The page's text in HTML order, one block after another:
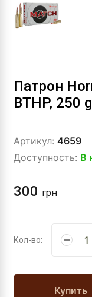
Патрон
BTHP, 250
Артикул: 4659
Доступность: В
300 грн
Кол-во:
Купить